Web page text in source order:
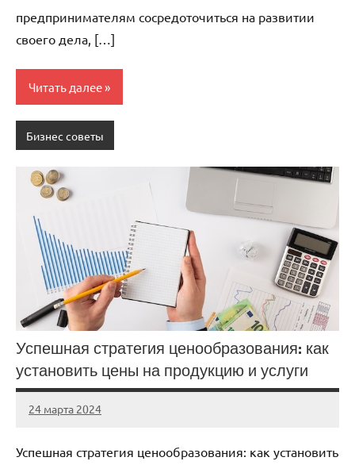
предпринимателям сосредоточиться на развитии
своего дела, […]
Читать далее
Бизнес советы
Успешная стратегия ценообразования: как
установить цены на продукцию и услуги
24 марта 2024
stroy_fort_r
Нет
Успешная стратегия ценообразования: как установить